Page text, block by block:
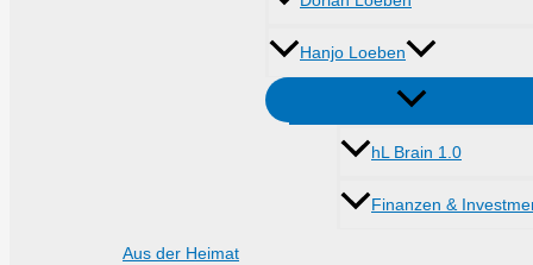
Hanjo Loeben
hL Brain 1.0
Finanzen &
Aus der Heimat